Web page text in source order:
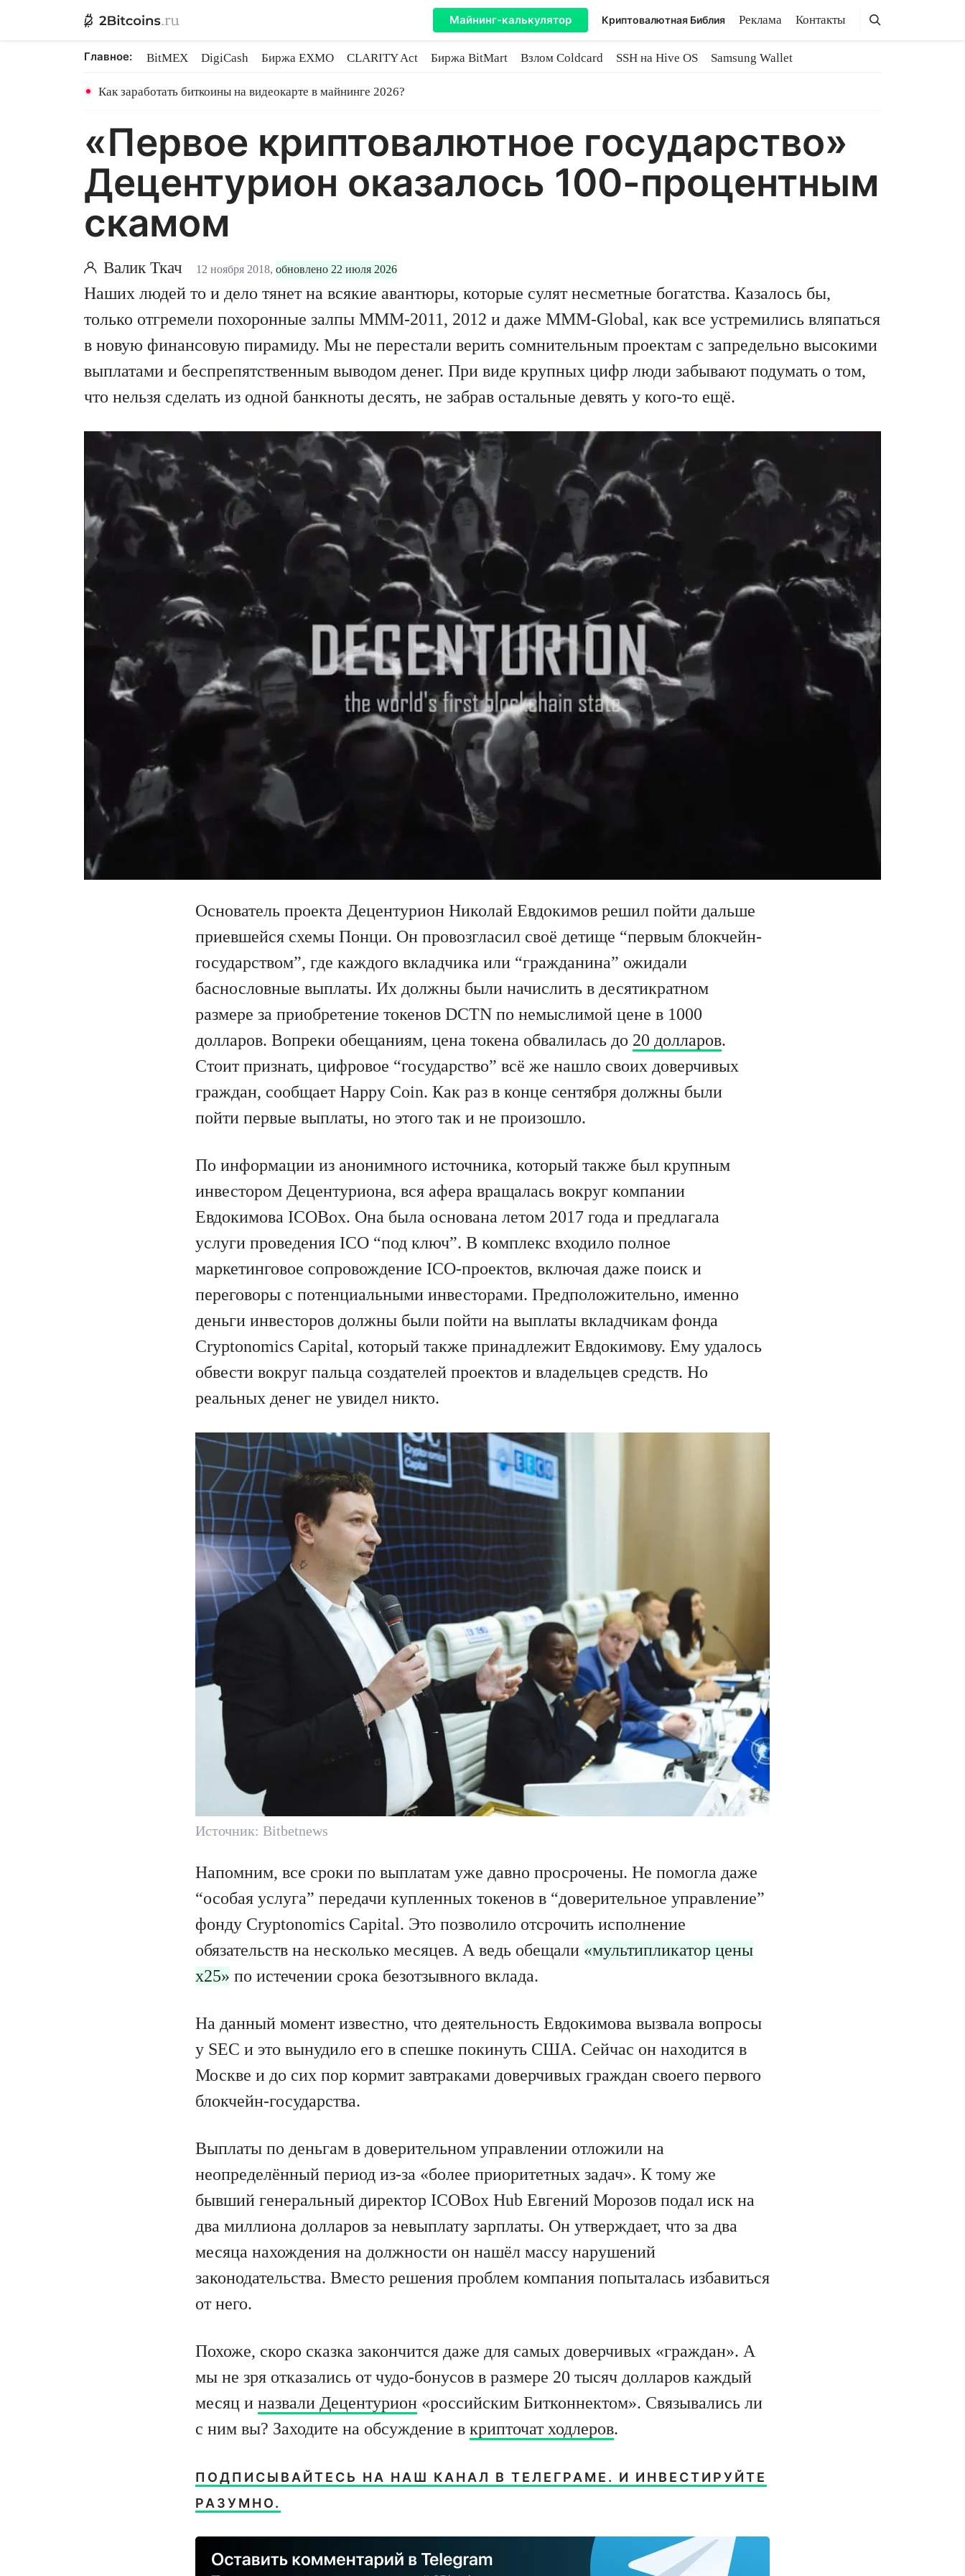
Майнинг-калькулятор Криптовалютная Библия Реклама Контакты Поиск
Поиск
Главное: BitMEX DigiCash Биржа EXMO CLARITY Act Биржа BitMart Взлом Coldcard SSH на Hive OS
Samsung Wallet
Как заработать биткоины на видеокарте в майнинге 2026?
«Первое криптовалютное государство»
Децентурион оказалось 100-процентным
скамом
Валик Ткач 12 ноября 2018, обновлено 22 июля 2026
Наших людей то и дело тянет на всякие авантюры, которые сулят несметные богатства. Казалось бы,
только отгремели похоронные залпы МММ-2011, 2012 и даже MMM-Global, как все устремились вляпаться
в новую финансовую пирамиду. Мы не перестали верить сомнительным проектам с запредельно высокими
выплатами и беспрепятственным выводом денег. При виде крупных цифр люди забывают подумать о том,
что нельзя сделать из одной банкноты десять, не забрав остальные девять у кого-то ещё.
Основатель проекта Децентурион Николай Евдокимов решил пойти дальше
приевшейся схемы Понци. Он провозгласил своё детище “первым блокчейн-
государством”, где каждого вкладчика или “гражданина” ожидали
баснословные выплаты. Их должны были начислить в десятикратном
размере за приобретение токенов DCTN по немыслимой цене в 1000
долларов. Вопреки обещаниям, цена токена обвалилась до 20 долларов.
Стоит признать, цифровое “государство” всё же нашло своих доверчивых
граждан, сообщает Happy Coin. Как раз в конце сентября должны были
пойти первые выплаты, но этого так и не произошло.
По информации из анонимного источника, который также был крупным
инвестором Децентуриона, вся афера вращалась вокруг компании
Евдокимова ICOBox. Она была основана летом 2017 года и предлагала
услуги проведения ICO “под ключ”. В комплекс входило полное
маркетинговое сопровождение ICO-проектов, включая даже поиск и
переговоры с потенциальными инвесторами. Предположительно, именно
деньги инвесторов должны были пойти на выплаты вкладчикам фонда
Cryptonomics Capital, который также принадлежит Евдокимову. Ему удалось
обвести вокруг пальца создателей проектов и владельцев средств. Но
реальных денег не увидел никто.
Источник: Bitbetnews
Напомним, все сроки по выплатам уже давно просрочены. Не помогла даже
“особая услуга” передачи купленных токенов в “доверительное управление”
фонду Cryptonomics Capital. Это позволило отсрочить исполнение
обязательств на несколько месяцев. А ведь обещали «мультипликатор цены
х25» по истечении срока безотзывного вклада.
На данный момент известно, что деятельность Евдокимова вызвала вопросы
у SEC и это вынудило его в спешке покинуть США. Сейчас он находится в
Москве и до сих пор кормит завтраками доверчивых граждан своего первого
блокчейн-государства.
Выплаты по деньгам в доверительном управлении отложили на
неопределённый период из-за «более приоритетных задач». К тому же
бывший генеральный директор ICOBox Hub Евгений Морозов подал иск на
два миллиона долларов за невыплату зарплаты. Он утверждает, что за два
месяца нахождения на должности он нашёл массу нарушений
законодательства. Вместо решения проблем компания попыталась избавиться
от него.
Похоже, скоро сказка закончится даже для самых доверчивых «граждан». А
мы не зря отказались от чудо-бонусов в размере 20 тысяч долларов каждый
месяц и назвали Децентурион «российским Битконнектом». Связывались ли
с ним вы? Заходите на обсуждение в крипточат ходлеров.
ПОДПИСЫВАЙТЕСЬ НА НАШ КАНАЛ В ТЕЛЕГРАМЕ. И ИНВЕСТИРУЙТЕ
РАЗУМНО.